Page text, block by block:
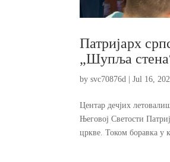
Патријарх
„Шупља
bysvc70876d |Jul 16,
Центар дечјих
Његовој Светости
цркве. Током боравка у